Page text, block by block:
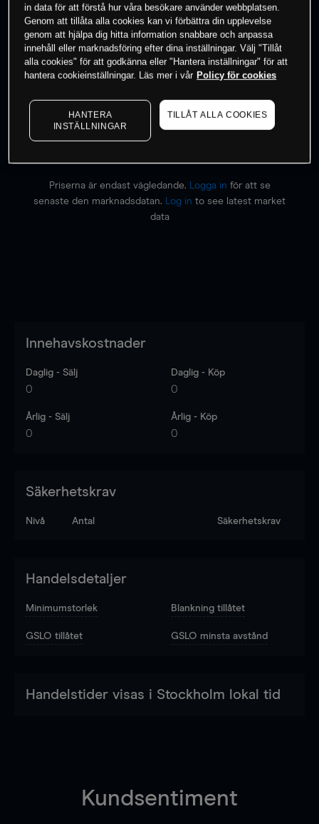
0% av kunderna har enposition i detta
instrument
Priserna är endast vägledande. Logga in för att se
senaste den marknadsdatan.
Log in to see latest market
data
Innehavskostnader
Daglig - Sälj
0
Daglig - Köp
0
Årlig - Sälj
0
Årlig - Köp
0
Säkerhetskrav
Nivå Antal Säkerhetskrav
Handelsdetaljer
Minimumstorlek Blankning tillåtet
GSLO tillåtet GSLO minsta avstånd
Handelstider visas i Stockholm lokal tid
Kundsentiment
in data för att förstå hur våra besökare använder webbplatsen.
Genom att tillåta alla cookies kan vi förbättra din upplevelse
genom att hjälpa dig hitta information snabbare och anpassa
innehåll eller marknadsföring efter dina inställningar. Välj "Tillåt
alla cookies" för att godkänna eller "Hantera inställningar" för att
hantera cookieinställningar. Läs mer i vår Policy för cookies
HANTERA
INSTÄLLNINGAR
TILLÅT ALLA COOKIES